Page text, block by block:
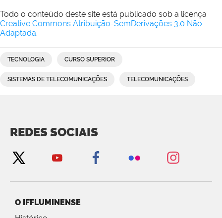
Todo o conteúdo deste site está publicado sob a licença
Creative Commons Atribuição-SemDerivações 3.0 Não
Adaptada.
TECNOLOGIA CURSO SUPERIOR
SISTEMAS DE TELECOMUNICAÇÕES TELECOMUNICAÇÕES
REDES SOCIAIS
O IFFLUMINENSE